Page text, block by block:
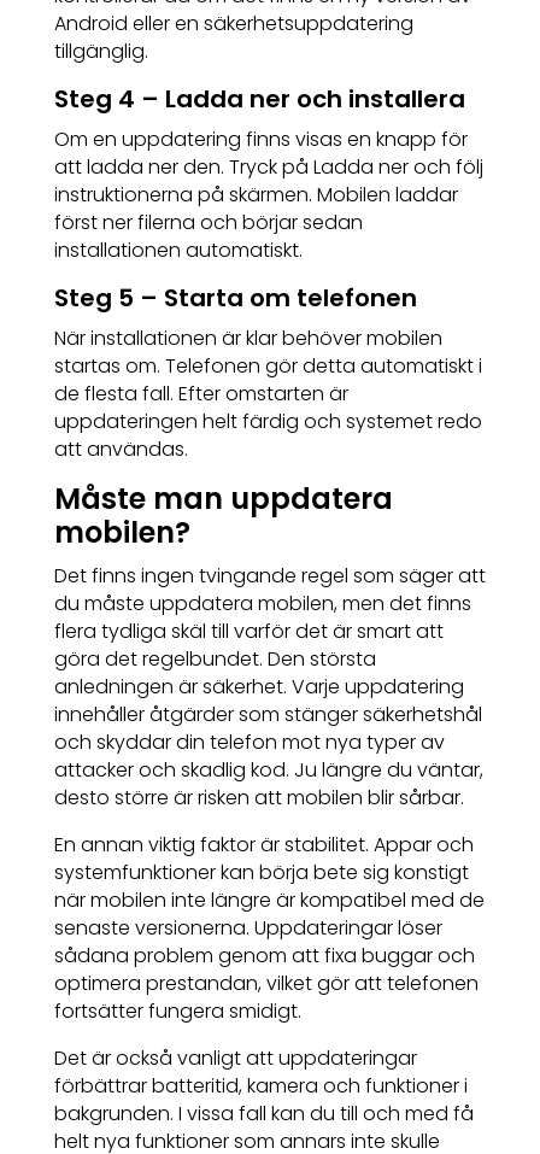
Android eller en säkerhetsuppdatering
tillgänglig.
Steg 4 – Ladda ner och installera
Om en uppdatering finns visas en knapp för
att ladda ner den. Tryck på Ladda ner och följ
instruktionerna på skärmen. Mobilen laddar
först ner filerna och börjar sedan
installationen automatiskt.
Steg 5 – Starta om telefonen
När installationen är klar behöver mobilen
startas om. Telefonen gör detta automatiskt i
de flesta fall. Efter omstarten är
uppdateringen helt färdig och systemet redo
att användas.
Måste man uppdatera
mobilen?
Det finns ingen tvingande regel som säger att
du måste uppdatera mobilen, men det finns
flera tydliga skäl till varför det är smart att
göra det regelbundet. Den största
anledningen är säkerhet. Varje uppdatering
innehåller åtgärder som stänger säkerhetshål
och skyddar din telefon mot nya typer av
attacker och skadlig kod. Ju längre du väntar,
desto större är risken att mobilen blir sårbar.
En annan viktig faktor är stabilitet. Appar och
systemfunktioner kan börja bete sig konstigt
när mobilen inte längre är kompatibel med de
senaste versionerna. Uppdateringar löser
sådana problem genom att fixa buggar och
optimera prestandan, vilket gör att telefonen
fortsätter fungera smidigt.
Det är också vanligt att uppdateringar
förbättrar batteritid, kamera och funktioner i
bakgrunden. I vissa fall kan du till och med få
helt nya funktioner som annars inte skulle